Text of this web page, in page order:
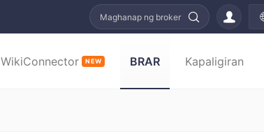
Maghanap ng broker
WikiConnector NEW BRAR Kapaligiran